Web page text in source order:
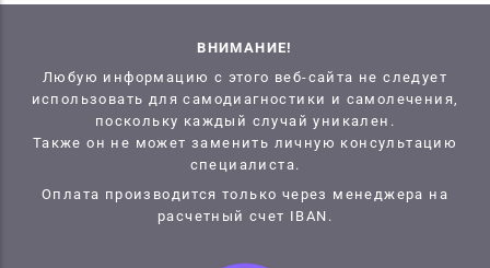
ВНИМАНИЕ!
Любую информацию с этого веб-сайта не следует
использовать для самодиагностики и самолечения,
поскольку каждый случай уникален.
Также он не может заменить личную консультацию
специалиста.
Оплата производится только через менеджера на
расчетный счет IBAN.